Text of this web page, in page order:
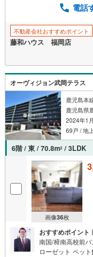
電話
不動産会社おすすめポイント
藤和ハウス 福岡店
オーヴィジョン武岡テラス
鹿児島本
鹿児島県
2024年1
69戸 / 地
6階 / 東 / 70.8m2 / 3LDK
画像36枚
おすすめポイント
南国/樟南高校前
ローゼット ペッ